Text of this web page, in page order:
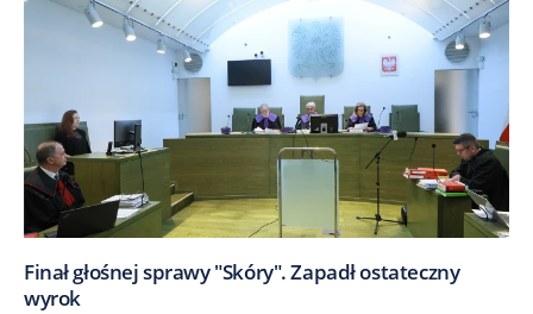
Finał głośnej sprawy "Skóry". Zapadł ostateczny
wyrok